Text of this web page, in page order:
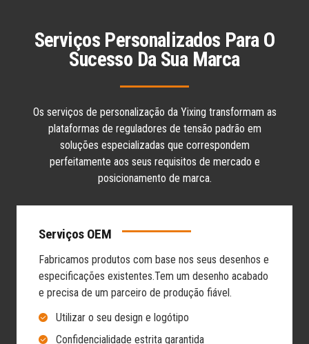
Serviços Personalizados Para O
Sucesso Da Sua Marca
Os serviços de personalização da Yixing transformam as
plataformas de reguladores de tensão padrão em
soluções especializadas que correspondem
perfeitamente aos seus requisitos de mercado e
posicionamento de marca.
Serviços OEM
Fabricamos produtos com base nos seus desenhos e
especificações existentes.Tem um desenho acabado
e precisa de um parceiro de produção fiável.
Utilizar o seu design e logótipo
Confidencialidade estrita garantida